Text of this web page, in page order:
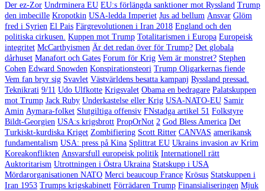
Der ez-Zor Undrminera EU EU:s förlängda sanktioner mot Ryssland Trump
den imbecille Kropotkin USA-ledda Imperiet Jus ad bellum Ansvar Glöm
fred i Syrien El Pais Färgrevolutionen i Iran 2018 England och den
politiska cirkusen. Kuppen mot Trump Totalitarismen i Europa Europeisk
integritet McCarthyismen Är det redan över för Trump? Det globala
dårhuset Manafort och Gates Forum för Krig Vem är monstret? Stephen
Cohen Edward Snowden Konspirationsteori Trump Oligarkernas fiende
Vem fan bryr sig Svavlet Västvärldens besatta kampanj Ryssland pressad.
Teknikrati 9/11 Udo Ulfkotte Krigsvalet Obama en bedragare Palatskuppen
mot Trump Jack Ruby Underkastelse eller Krig USA-NATO-EU Samir
Amin Aymara-folket Slutgiltiga offensiv FNstadga artikel 51 Folkstyre
Bildt-Georgien USA:s krigsbrott PropOrNot 2 God Bless America Det
Turkiskt-kurdiska Kriget Zombifiering Scott Ritter CANVAS amerikansk
fundamentalism USA: press på Kina Splittrat EU Ukrains invasion av Krim
Koreakonflikten Ansvarsfull europeisk politik Internationell rätt
Auktoritarism Utrottningen i Östra Ukraina Statskupp i USA
Mördarorganisationen NATO Merci beaucoup France Krösus Statskuppen i
Iran 1953 Trumps krigskabinett Förrädaren Trump Finansialiseringen Mjuk